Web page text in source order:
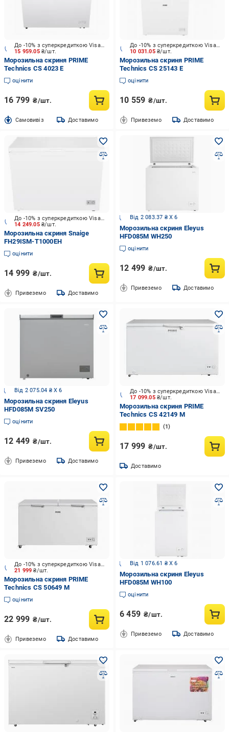
15 959.05 ₴/шт.
До -10% з суперкредиткою Visa Вигода
Морозильна скриня PRIME
Technics CS 4023 E
оцінити
16 799 ₴/шт.
Cамовивіз Доставимо
10 031.05 ₴/шт.
До -10% з суперкредиткою Visa Вигода
Морозильна скриня PRIME
Technics CS 25143 E
оцінити
10 559 ₴/шт.
Привеземо Доставимо
14 249.05 ₴/шт.
До -10% з суперкредиткою Visa Вигода
Морозильна скриня Snaige
FH29ISM-T1000EH
оцінити
14 999 ₴/шт.
Привеземо Доставимо
Від 2 083.37 ₴ X 6
Морозильна скриня Eleyus
HFD085M WH250
оцінити
12 499 ₴/шт.
Привеземо Доставимо
Від 2 075.04 ₴ X 6
Морозильна скриня Eleyus
HFD085M SV250
оцінити
12 449 ₴/шт.
Привеземо Доставимо
17 099.05 ₴/шт.
До -10% з суперкредиткою Visa Вигода
Морозильна скриня PRIME
Technics CS 42149 M
1
17 999 ₴/шт.
Доставимо
21 999₴/шт.
До -10% з суперкредиткою Visa Вигода
Морозильна скриня PRIME
Technics CS 50649 M
оцінити
22 999 ₴/шт.
Привеземо Доставимо
Від 1 076.61 ₴ X 6
Морозильна скриня Eleyus
HFD085M WH100
оцінити
6 459 ₴/шт.
Привеземо Доставимо